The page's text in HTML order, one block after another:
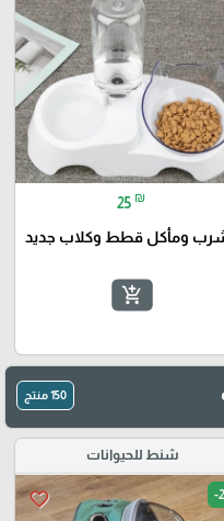
25 ₪
ومأكل قطط وكلاب جديد
add_shopping_cart
150 منتج
شنط للحيوانات
favorite_border -